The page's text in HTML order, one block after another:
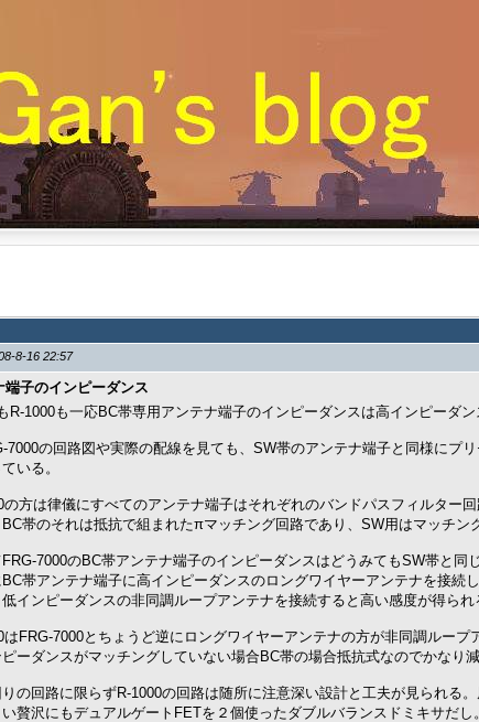
8-16 22:57
端子のインピーダンス
R-1000も一応BC帯専用アンテナ端子のインピーダンスは高インピーダン
7000の回路図や実際の配線を見ても、SW帯のアンテナ端子と同様にプ
いる。
の方は律儀にすべてのアンテナ端子はそれぞれのバンドパスフィルター
帯のそれは抵抗で組まれたπマッチング回路であり、SW用はマッチン
7000のBC帯アンテナ端子のインピーダンスはどうみてもSW帯と同
帯アンテナ端子に高インピーダンスのロングワイヤーアンテナを接続
インピーダンスの非同調ループアンテナを接続すると高い感度が得られ
はFRG-7000とちょうど逆にロングワイヤーアンテナの方が非同調ルー
ーダンスがマッチングしていない場合BC帯の場合抵抗式なのでかなり
の回路に限らずR-1000の回路は随所に注意深い設計と工夫が見られる
贅沢にもデュアルゲートFETを２個使ったダブルバランスドミキサだ